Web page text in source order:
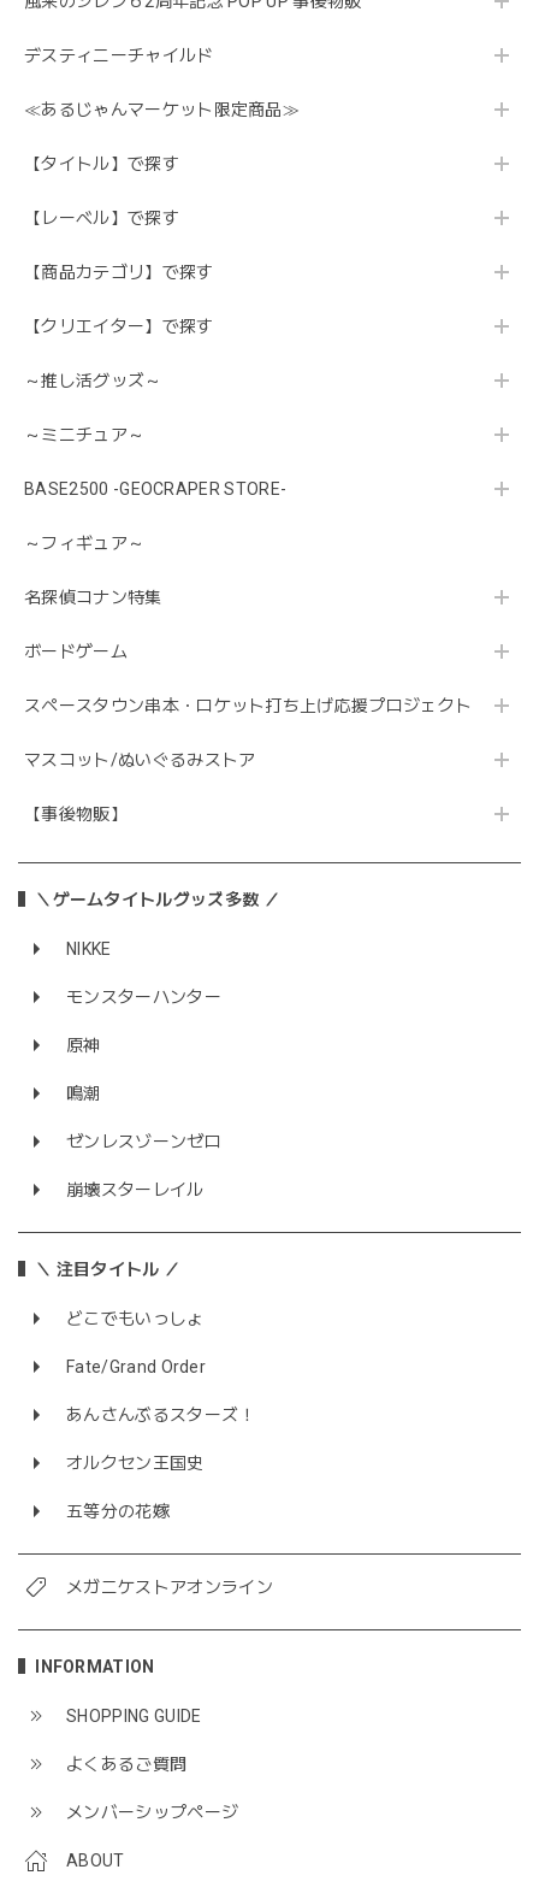
デスティニーチャイルド
≪あるじゃんマーケット限定商品≫
【タイトル】で探す
【レーベル】で探す
【商品カテゴリ】で探す
【クリエイター】で探す
～推し活グッズ～
～ミニチュア～
BASE2500 -GEOCRAPER STORE-
～フィギュア～
名探偵コナン特集
ボードゲーム
スペースタウン串本・ロケット打ち上げ応援プロジェクト
マスコット/ぬいぐるみストア
【事後物販】
＼ゲームタイトルグッズ多数 ／
NIKKE
モンスターハンター
原神
鳴潮
ゼンレスゾーンゼロ
崩壊スターレイル
＼ 注目タイトル ／
どこでもいっしょ
Fate/Grand Order
あんさんぶるスターズ！
オルクセン王国史
五等分の花嫁
メガニケストアオンライン
INFORMATION
SHOPPING GUIDE
よくあるご質問
メンバーシップページ
ABOUT